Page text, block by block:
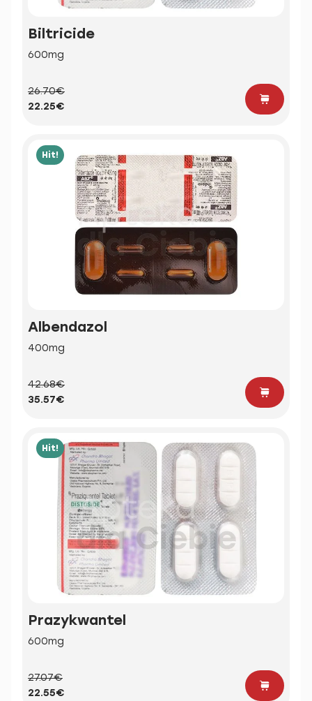
Biltricide
600mg
26.70€
22.25€
Hit!
Albendazol
400mg
42.68€
35.57€
Hit!
Prazykwantel
600mg
27.07€
22.55€